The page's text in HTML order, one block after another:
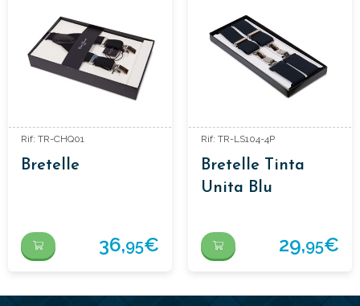
Rif: TR-CHQ01
Bretelle
36,95€
Rif: TR-LS104-4P
Bretelle Tinta
Unita Blu
29,95€